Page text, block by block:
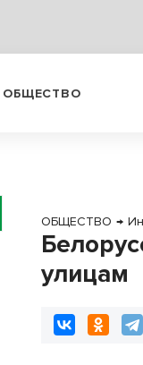
ОБЩЕСТВО
ОБЩЕСТВО →
улицам